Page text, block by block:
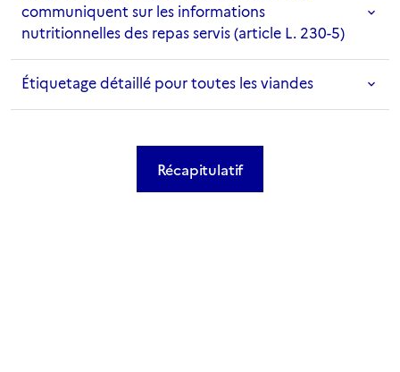
communiquent sur les informations
nutritionnelles des repas servis (article L. 230-5)
Étiquetage détaillé pour toutes les viandes
Récapitulatif